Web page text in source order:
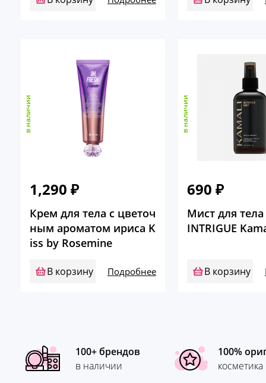
1,290 ₽
в наличии
Крем для тела с цветоч
ным ароматом ириса K
iss by Rosemine
В корзину Подробнее
690₽
в наличии
Мист для
INTRIGUE
В корзину
100+ брендов
в наличии
100%
косметика